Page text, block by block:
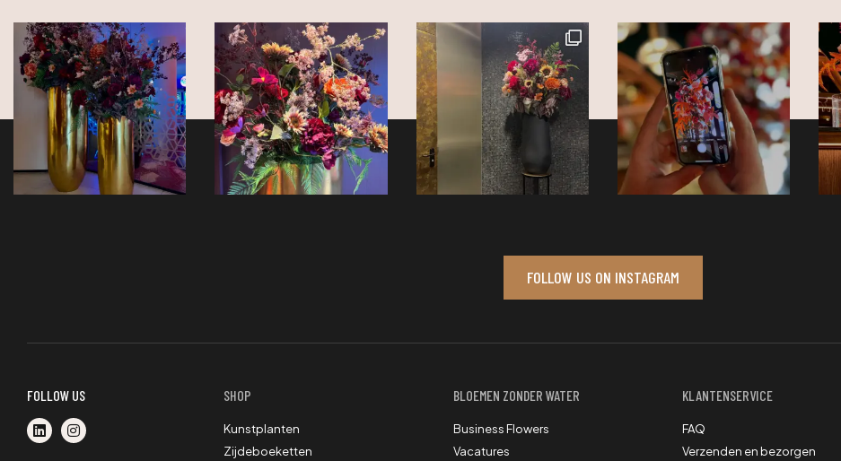
FOLLOW US ON INSTAGRAM
FOLLOW US SHOP
Kunstplanten
Zijdeboeketten
BLOEMEN ZONDER WATER
Business Flowers
Vacatures
KLANTENSERVICE
FAQ
Verzenden en bezorgen